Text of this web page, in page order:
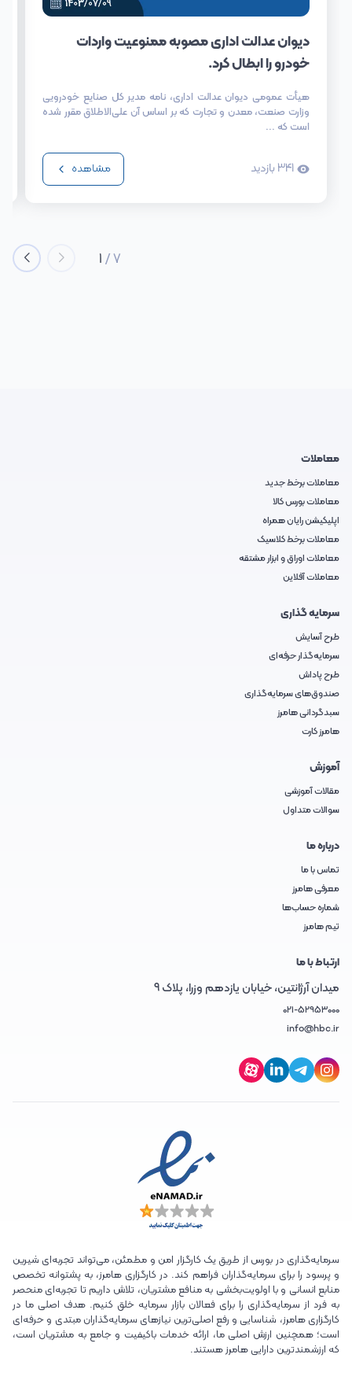
دیوان عدالت اداری مصوبه ممنوعیت واردات
خودرو را ابطال کرد.
هیأت عمومی دیوان عدالت اداری، نامه مدیر کل صنایع خودرویی
وزارت صنعت، معدن و تجارت که بر اساس آن علی‌الاطلاق مقرر شده
است که ...
341 بازدید مشاهده
1/7
معاملات
معاملات برخط جدید
معاملات بورس کالا
اپلیکیشن رایان همراه
معاملات برخط کلاسیک
معاملات اوراق و ابزار مشتقه
معاملات آفلاین
سرمایه گذاری
طرح آسایش
سرمایه‌گذار حرفه‌ای
طرح پاداش
صندوق‌های سرمایه‌گذاری
سبدگردانی هامرز
هامرز کارت
آموزش
مقالات آموزشی
سوالات متداول
درباره ما
تماس با ما
معرفی هامرز
شماره حساب‌ها
تیم هامرز
ارتباط با ما
میدان آرژانتین، خیابان یازدهم وزرا، پلاک 9
021-52953000
info@hbc.ir
سرمایه‌گذاری در بورس از طریق یک کارگزار امن و مطمئن، می‌تواند تجربه‌ای شیرین
و پرسود را برای سرمایه‌گذاران فراهم کند. در کارگزاری هامرز، به پشتوانه تخصص
منابع انسانی و با اولویت‌بخشی به منافع مشتریان، تلاش داریم تا تجربه‌ای منحصر
به فرد از سرمایه‌گذاری را برای فعالان بازار سرمایه خلق کنیم. هدف اصلی ما در
کارگزاری هامرز، شناسایی و رفع اصلی‌ترین نیازهای سرمایه‌گذاران مبتدی و حرفه‌ای
است؛ همچنین ارزش اصلی ما، ارائه خدمات باکیفیت و جامع به مشتریان است،
که ارزشمندترین دارایی هامرز هستند.